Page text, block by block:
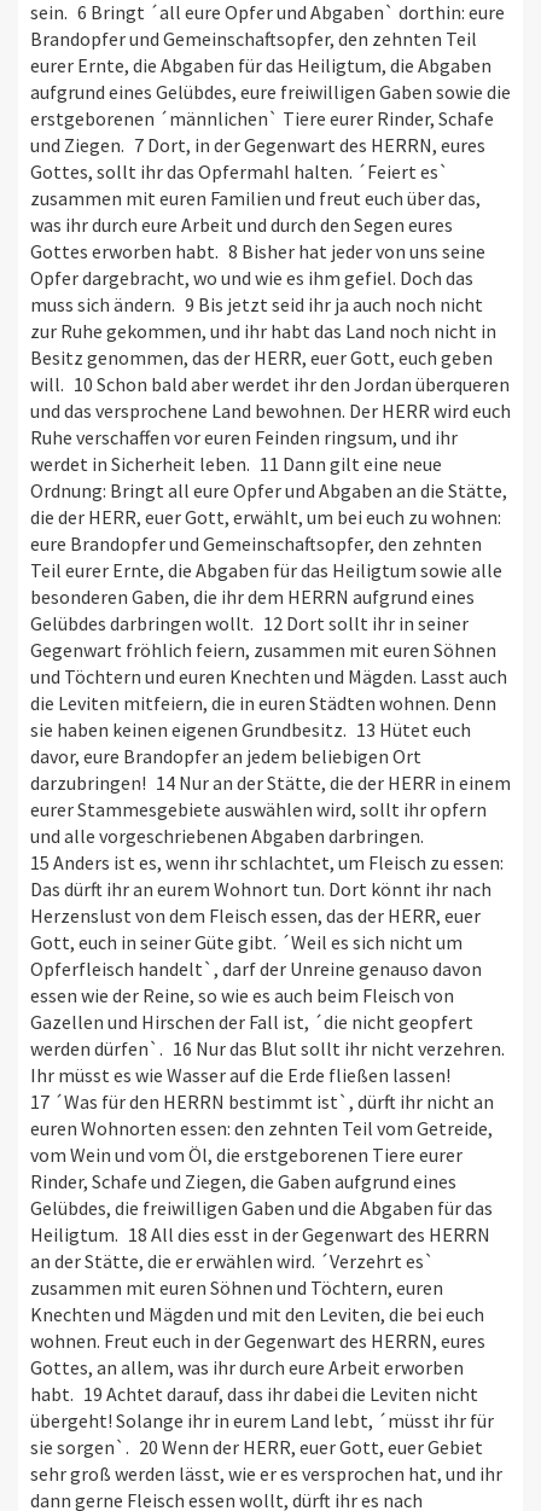
sein. 6 Bringt ´all eure Opfer und Abgaben` dorthin: eure
Brandopfer und Gemeinschaftsopfer, den zehnten Teil
eurer Ernte, die Abgaben für das Heiligtum, die Abgaben
aufgrund eines Gelübdes, eure freiwilligen Gaben sowie die
erstgeborenen ´männlichen` Tiere eurer Rinder, Schafe
und Ziegen. 7 Dort, in der Gegenwart des HERRN, eures
Gottes, sollt ihr das Opfermahl halten. ´Feiert es`
zusammen mit euren Familien und freut euch über das,
was ihr durch eure Arbeit und durch den Segen eures
Gottes erworben habt. 8 Bisher hat jeder von uns seine
Opfer dargebracht, wo und wie es ihm gefiel. Doch das
muss sich ändern. 9 Bis jetzt seid ihr ja auch noch nicht
zur Ruhe gekommen, und ihr habt das Land noch nicht in
Besitz genommen, das der HERR, euer Gott, euch geben
will. 10 Schon bald aber werdet ihr den Jordan überqueren
und das versprochene Land bewohnen. Der HERR wird euch
Ruhe verschaffen vor euren Feinden ringsum, und ihr
werdet in Sicherheit leben. 11 Dann gilt eine neue
Ordnung: Bringt all eure Opfer und Abgaben an die Stätte,
die der HERR, euer Gott, erwählt, um bei euch zu wohnen:
eure Brandopfer und Gemeinschaftsopfer, den zehnten
Teil eurer Ernte, die Abgaben für das Heiligtum sowie alle
besonderen Gaben, die ihr dem HERRN aufgrund eines
Gelübdes darbringen wollt. 12 Dort sollt ihr in seiner
Gegenwart fröhlich feiern, zusammen mit euren Söhnen
und Töchtern und euren Knechten und Mägden. Lasst auch
die Leviten mitfeiern, die in euren Städten wohnen. Denn
sie haben keinen eigenen Grundbesitz. 13 Hütet euch
davor, eure Brandopfer an jedem beliebigen Ort
darzubringen! 14 Nur an der Stätte, die der HERR in einem
eurer Stammesgebiete auswählen wird, sollt ihr opfern
und alle vorgeschriebenen Abgaben darbringen.
15 Anders ist es, wenn ihr schlachtet, um Fleisch zu essen:
Das dürft ihr an eurem Wohnort tun. Dort könnt ihr nach
Herzenslust von dem Fleisch essen, das der HERR, euer
Gott, euch in seiner Güte gibt. ´Weil es sich nicht um
Opferfleisch handelt`, darf der Unreine genauso davon
essen wie der Reine, so wie es auch beim Fleisch von
Gazellen und Hirschen der Fall ist, ´die nicht geopfert
werden dürfen`. 16 Nur das Blut sollt ihr nicht verzehren.
Ihr müsst es wie Wasser auf die Erde fließen lassen!
17 ´Was für den HERRN bestimmt ist`, dürft ihr nicht an
euren Wohnorten essen: den zehnten Teil vom Getreide,
vom Wein und vom Öl, die erstgeborenen Tiere eurer
Rinder, Schafe und Ziegen, die Gaben aufgrund eines
Gelübdes, die freiwilligen Gaben und die Abgaben für das
Heiligtum. 18 All dies esst in der Gegenwart des HERRN
an der Stätte, die er erwählen wird. ´Verzehrt es`
zusammen mit euren Söhnen und Töchtern, euren
Knechten und Mägden und mit den Leviten, die bei euch
wohnen. Freut euch in der Gegenwart des HERRN, eures
Gottes, an allem, was ihr durch eure Arbeit erworben
habt. 19 Achtet darauf, dass ihr dabei die Leviten nicht
übergeht! Solange ihr in eurem Land lebt, ´müsst ihr für
sie sorgen`. 20 Wenn der HERR, euer Gott, euer Gebiet
sehr groß werden lässt, wie er es versprochen hat, und ihr
dann gerne Fleisch essen wollt, dürft ihr es nach